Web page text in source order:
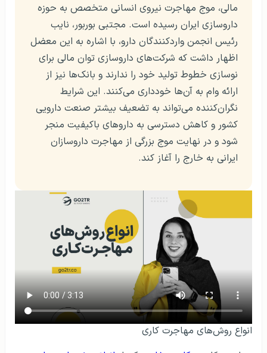
مالی، موج مهاجرت نیروی انسانی متخصص به حوزه
داروسازی ایران رسیده است. مجتبی بوربور، نایب
رئیس انجمن واردکنندگان دارو، با اشاره به این معضل
اظهار داشت که شرکت‌های داروسازی توان مالی برای
نوسازی خطوط تولید خود را ندارند و بانک‌ها نیز از
ارائه وام به آن‌ها خودداری می‌کنند. این شرایط
نگران‌کننده می‌تواند به تضعیف بیشتر صنعت دارویی
کشور و کاهش دسترسی به داروهای باکیفیت منجر
شود و در نهایت موج بزرگی از مهاجرت داروسازان
ایرانی به خارج را آغاز کند.
انواع روش‌های مهاجرت کاری